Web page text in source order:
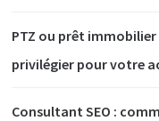
PTZ ou prêt
privilégier pour votre
Consultant SEO :